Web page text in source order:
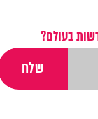
בעולם?